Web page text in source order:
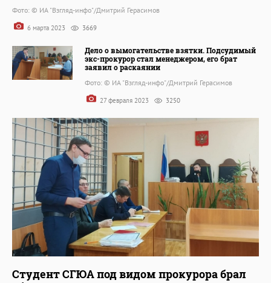
Фото: © ИА "Взгляд-инфо"/Дмитрий Герасимов
6 марта 2023 3669
Дело о вымогательстве взятки. Подсудимый
экс-прокурор стал менеджером, его брат
заявил о раскаянии
Фото: © ИА "Взгляд-инфо"/Дмитрий Герасимов
27 февраля 2023 3250
Студент СГЮА под видом прокурора брал